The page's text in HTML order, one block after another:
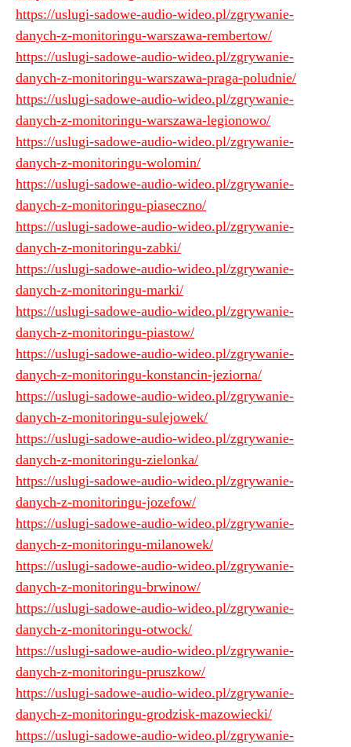
https://uslugi-sadowe-audio-wideo.pl/zgrywanie-
danych-z-monitoringu-warszawa-rembertow/
https://uslugi-sadowe-audio-wideo.pl/zgrywanie-
danych-z-monitoringu-warszawa-praga-poludnie/
https://uslugi-sadowe-audio-wideo.pl/zgrywanie-
danych-z-monitoringu-warszawa-legionowo/
https://uslugi-sadowe-audio-wideo.pl/zgrywanie-
danych-z-monitoringu-wolomin/
https://uslugi-sadowe-audio-wideo.pl/zgrywanie-
danych-z-monitoringu-piaseczno/
https://uslugi-sadowe-audio-wideo.pl/zgrywanie-
danych-z-monitoringu-zabki/
https://uslugi-sadowe-audio-wideo.pl/zgrywanie-
danych-z-monitoringu-marki/
https://uslugi-sadowe-audio-wideo.pl/zgrywanie-
danych-z-monitoringu-piastow/
https://uslugi-sadowe-audio-wideo.pl/zgrywanie-
danych-z-monitoringu-konstancin-jeziorna/
https://uslugi-sadowe-audio-wideo.pl/zgrywanie-
danych-z-monitoringu-sulejowek/
https://uslugi-sadowe-audio-wideo.pl/zgrywanie-
danych-z-monitoringu-zielonka/
https://uslugi-sadowe-audio-wideo.pl/zgrywanie-
danych-z-monitoringu-jozefow/
https://uslugi-sadowe-audio-wideo.pl/zgrywanie-
danych-z-monitoringu-milanowek/
https://uslugi-sadowe-audio-wideo.pl/zgrywanie-
danych-z-monitoringu-brwinow/
https://uslugi-sadowe-audio-wideo.pl/zgrywanie-
danych-z-monitoringu-otwock/
https://uslugi-sadowe-audio-wideo.pl/zgrywanie-
danych-z-monitoringu-pruszkow/
https://uslugi-sadowe-audio-wideo.pl/zgrywanie-
danych-z-monitoringu-grodzisk-mazowiecki/
https://uslugi-sadowe-audio-wideo.pl/zgrywanie-